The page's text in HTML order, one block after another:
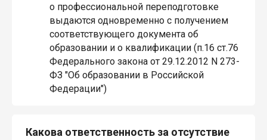
о профессиональной переподготовке
выдаются одновременно с получением
соответствующего документа об
образовании и о квалификации (п.16 ст.76
Федерального закона от 29.12.2012 N 273-
ФЗ "Об образовании в Российской
Федерации")
Какова ответственность за отсутствие